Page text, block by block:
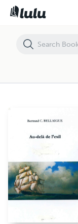
AU DELA DE L'EXIL...